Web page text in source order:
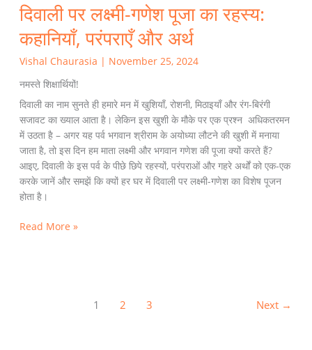
दिवाली पर लक्ष्मी-गणेश पूजा का रहस्य:
कहानियाँ, परंपराएँ और अर्थ
Vishal Chaurasia | November 25, 2024
नमस्ते शिक्षार्थियों!
दिवाली का नाम सुनते ही हमारे मन में खुशियाँ, रोशनी, मिठाइयाँ और रंग-बिरंगी
सजावट का ख्याल आता है। लेकिन इस खुशी के मौके पर एक प्रश्न अधिकतरमन
में उठता है – अगर यह पर्व भगवान श्रीराम के अयोध्या लौटने की खुशी में मनाया
जाता है, तो इस दिन हम माता लक्ष्मी और भगवान गणेश की पूजा क्यों करते हैं?
आइए, दिवाली के इस पर्व के पीछे छिपे रहस्यों, परंपराओं और गहरे अर्थों को एक-एक
करके जानें और समझें कि क्यों हर घर में दिवाली पर लक्ष्मी-गणेश का विशेष पूजन
होता है।
Read More »
1 2 3 Next →